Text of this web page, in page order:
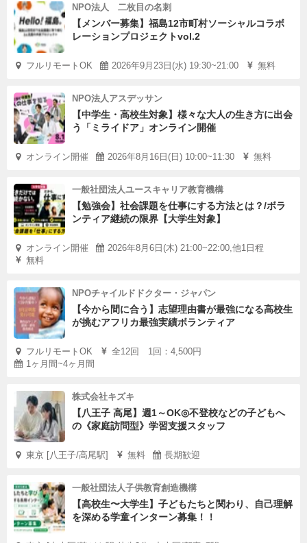
NPO法人 二枚目の名刺
【メンバー募集】福島12市町村ソーシャルコラボ
レーションプロジェクトvol.2
フルリモートOK 2026年9月23日(水) 19:30~21:00 無料
NPO法人アスデッサン
【中学生・高校生対象】様々な大人の生き方に出会
う「ミライドア」オンライン開催
オンライン開催 2026年8月16日(日) 10:00~11:30 無料
一般社団法人ユースキャリア教育機構
【勉強会】社会課題を仕事にする方法とは？/ボラ
ンティア継続の限界【大学生対象】
オンライン開催
2026年8月6日(木) 21:00~22:00,他1日程
無料
NPOチャイルドドクター・ジャパン
【今から間に合う】志望理由書が最強になる高校生
が挑むアフリカ最強実績ボランティア
フルリモートOK
全12回 1回：4,500円
1ヶ月間~4ヶ月間
株式会社キズキ
【八王子 高尾】週1～OK◎不登校などの子どもへ
の《家庭訪問型》学習支援スタッフ
東京 [八王子/高尾駅] 無料 長期歓迎
一般社団法人子供教育創造機構
【高校生〜大学生】子どもたちと関わり、自己理解
を深める学童インターン募集！！